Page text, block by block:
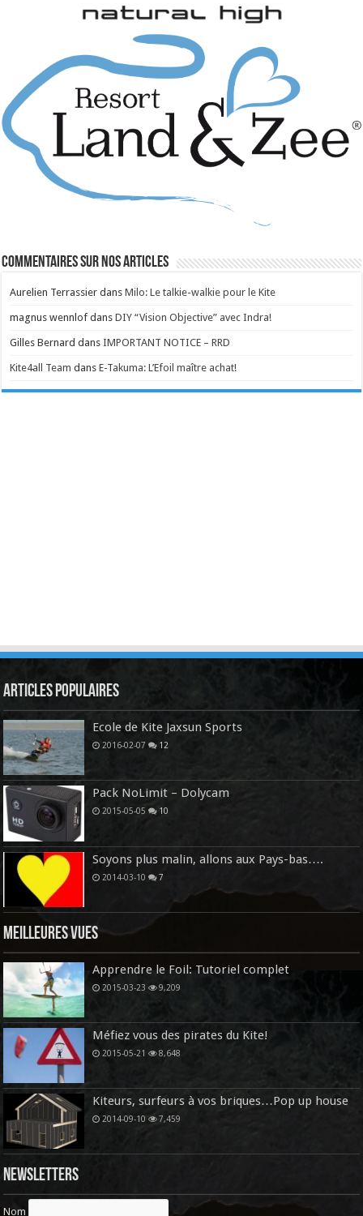
Commentaires sur nos articles
Aurelien Terrassier dansMilo: Le talkie-walkie pour le Kite
magnus wennlof dansDIY “Vision Objective” avec Indra!
Gilles Bernard dansIMPORTANT NOTICE – RRD
Kite4all Team dansE-Takuma: L’Efoil maître achat!
Articles Populaires
Ecole de Kite Jaxsun Sports
2016-02-07 12
Pack NoLimit – Dolycam
2015-05-05 10
Soyons plus malin, allons aux Pays-bas….
2014-03-10 7
Meilleures vues
Apprendre le Foil: Tutoriel complet
2015-03-23 9,209
Méfiez vous des pirates du Kite!
2015-05-21 8,648
Kiteurs, surfeurs à vos briques…Pop up house
2014-09-10 7,459
Newsletters
Nom